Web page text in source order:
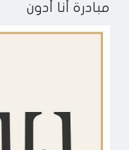
مبادرة أنا أدون